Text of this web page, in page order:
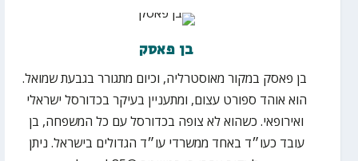
בן פאסק
בן פאסק במקור מאוסטרליה, וכיום מתגורר בגבעת שמואל.
הוא אוהד ספורט עצום, ומתעניין בעיקר בכדורסל ישראלי
ואירופאי. כשהוא לא צופה בכדורסל עם כל המשפחה, בן
עובד כעו״ד באחד ממשרדי עו״ד הגדולים בישראל. ניתן